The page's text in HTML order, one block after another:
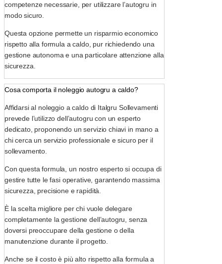
competenze necessarie, per utilizzare l’autogru in
modo sicuro.
Questa opzione permette un risparmio economico
rispetto alla formula a caldo, pur richiedendo una
gestione autonoma e una particolare attenzione alla
sicurezza.
Cosa comporta il noleggio autogru a caldo?
Affidarsi al noleggio a caldo di Italgru Sollevamenti
prevede l’utilizzo dell’autogru con un esperto
dedicato, proponendo un servizio chiavi in mano a
chi cerca un servizio professionale e sicuro per il
sollevamento.
Con questa formula, un nostro esperto si occupa di
gestire tutte le fasi operative, garantendo massima
sicurezza, precisione e rapidità.
È la scelta migliore per chi vuole delegare
completamente la gestione dell’autogru, senza
doversi preoccupare della gestione o della
manutenzione durante il progetto.
Anche se il costo è più alto rispetto alla formula a